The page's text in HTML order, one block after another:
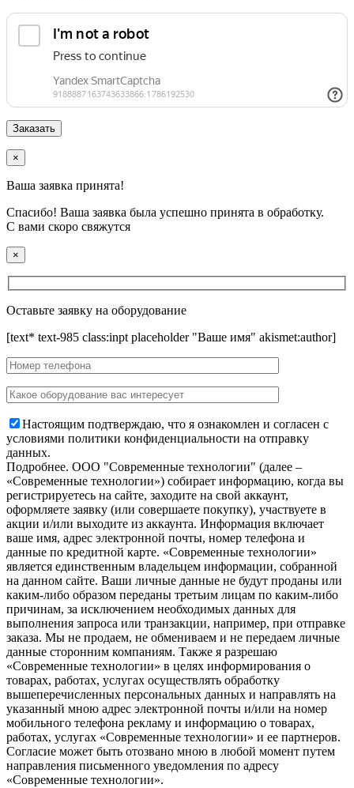
×
Ваша заявка принята!
Спасибо! Ваша заявка была успешно принята в обработку.
С вами скоро свяжутся
×
Оставьте заявку на оборудование
[text* text-985 class:inpt placeholder "Ваше имя" akismet:author]
Настоящим подтверждаю, что я ознакомлен и согласен с
условиями политики конфиденциальности на отправку
данных.
Подробнее. OOO "Современные технологии" (далее –
«Современные технологии») собирает информацию, когда вы
регистрируетесь на сайте, заходите на свой аккаунт,
оформляете заявку (или совершаете покупку), участвуете в
акции и/или выходите из аккаунта. Информация включает
ваше имя, адрес электронной почты, номер телефона и
данные по кредитной карте. «Современные технологии»
является единственным владельцем информации, собранной
на данном сайте. Ваши личные данные не будут проданы или
каким-либо образом переданы третьим лицам по каким-либо
причинам, за исключением необходимых данных для
выполнения запроса или транзакции, например, при отправке
заказа. Мы не продаем, не обмениваем и не передаем личные
данные сторонним компаниям. Также я разрешаю
«Современные технологии» в целях информирования о
товарах, работах, услугах осуществлять обработку
вышеперечисленных персональных данных и направлять на
указанный мною адрес электронной почты и/или на номер
мобильного телефона рекламу и информацию о товарах,
работах, услугах «Современные технологии» и ее партнеров.
Согласие может быть отозвано мною в любой момент путем
направления письменного уведомления по адресу
«Современные технологии».